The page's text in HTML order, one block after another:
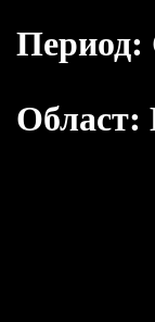
Период:
Област: